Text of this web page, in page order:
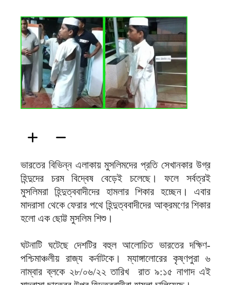
ভারতের বিভিন্ন এলাকায় মুসলিমদের প্রতি সেখানকার উগ্র
হিন্দুদের চরম বিদ্বেষ বেড়েই চলেছে। ফলে সর্বত্রই
মুসলিমরা হিন্দুত্ববাদীদের হামলার শিকার হচ্ছেন। এবার
মাদরাসা থেকে ফেরার পথে হিন্দুত্ববাদীদের আক্রমণের শিকার
হলো এক ছোট্ট মুসলিম শিশু।
ঘটনাটি ঘটেছে দেশটির বহুল আলোচিত ভারতের দক্ষিণ-
পশ্চিমাঞ্চলীয় রাজ্য কর্নাটকে। ম্যাঙ্গালোরের কৃষ্ণপুরা ৬
নাম্বার ব্লকে ২৮/০৬/২২ তারিখ রাত ৯:১৫ নাগাদ এই